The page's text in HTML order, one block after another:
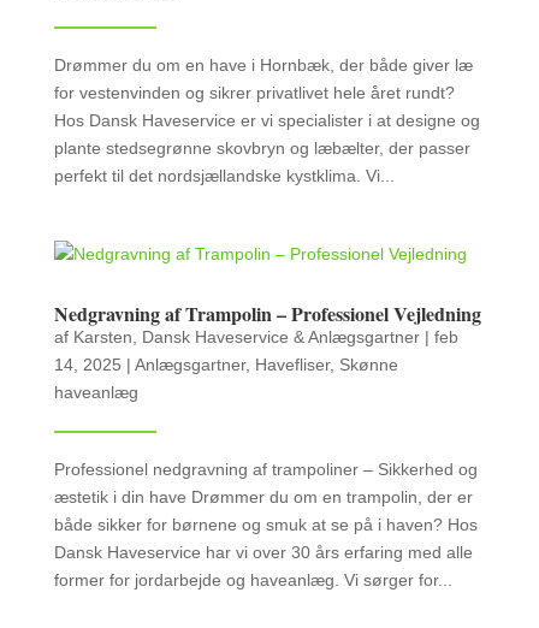
Drømmer du om en have i Hornbæk, der både giver læ
for vestenvinden og sikrer privatlivet hele året rundt?
Hos Dansk Haveservice er vi specialister i at designe og
plante stedsegrønne skovbryn og læbælter, der passer
perfekt til det nordsjællandske kystklima. Vi...
Nedgravning af Trampolin – Professionel Vejledning
af Karsten, Dansk Haveservice & Anlægsgartner| feb
14, 2025 | Anlægsgartner, Havefliser, Skønne
haveanlæg
Professionel nedgravning af trampoliner – Sikkerhed og
æstetik i din have Drømmer du om en trampolin, der er
både sikker for børnene og smuk at se på i haven? Hos
Dansk Haveservice har vi over 30 års erfaring med alle
former for jordarbejde og haveanlæg. Vi sørger for...